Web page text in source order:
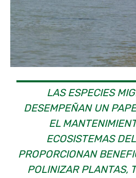
LAS ESPECIES
DESEMPEÑAN UN
EL
ECOSISTEMAS
PROPORCIONAN
POLINIZAR PLANTAS,